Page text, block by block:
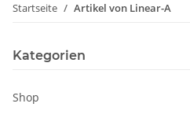
Startseite Artikel von Linear-A
Kategorien
Shop